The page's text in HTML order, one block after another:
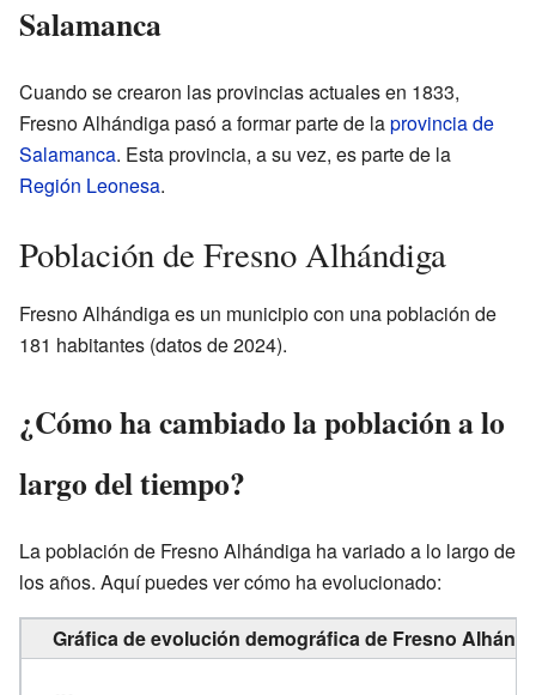
Salamanca
Cuando se crearon las provincias actuales en 1833,
Fresno Alhándiga pasó a formar parte de laprovincia de
Salamanca. Esta provincia, a su vez, es parte de la
Región Leonesa.
Población de Fresno Alhándiga
Fresno Alhándiga es un municipio con una población de
181 habitantes (datos de 2024).
¿Cómo ha cambiado la población a lo
largo del tiempo?
La población de Fresno Alhándiga ha variado a lo largo de
los años. Aquí puedes ver cómo ha evolucionado:
Gráfica de evolución demográfica de Fresno